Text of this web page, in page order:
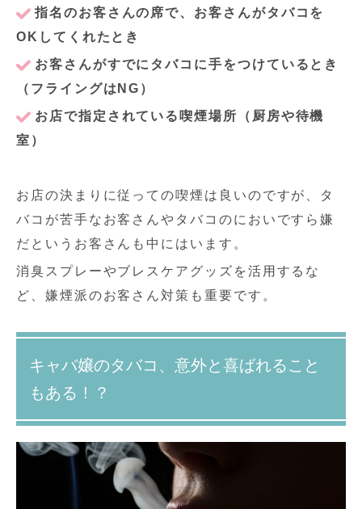
指名のお客さんの席で、お客さんがタバコを
OKしてくれたとき
お客さんがすでにタバコに手をつけているとき
（フライングはNG）
お店で指定されている喫煙場所（厨房や待機
室）
お店の決まりに従っての喫煙は良いのですが、タ
バコが苦手なお客さんやタバコのにおいですら嫌
だというお客さんも中にはいます。
消臭スプレーやブレスケアグッズを活用するな
ど、嫌煙派のお客さん対策も重要です。
キャバ嬢のタバコ、意外と喜ばれること
もある！？